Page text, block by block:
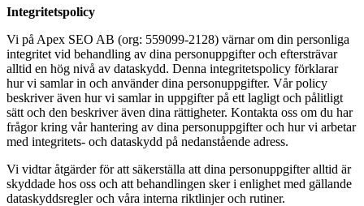
Integritetspolicy
Vi på Apex SEO AB (org: 559099-2128) värnar om din personliga
integritet vid behandling av dina personuppgifter och eftersträvar
alltid en hög nivå av dataskydd. Denna integritetspolicy förklarar
hur vi samlar in och använder dina personuppgifter. Vår policy
beskriver även hur vi samlar in uppgifter på ett lagligt och pålitligt
sätt och den beskriver även dina rättigheter. Kontakta oss om du har
frågor kring vår hantering av dina personuppgifter och hur vi arbetar
med integritets- och dataskydd på nedanstående adress.
Vi vidtar åtgärder för att säkerställa att dina personuppgifter alltid är
skyddade hos oss och att behandlingen sker i enlighet med gällande
dataskyddsregler och våra interna riktlinjer och rutiner.